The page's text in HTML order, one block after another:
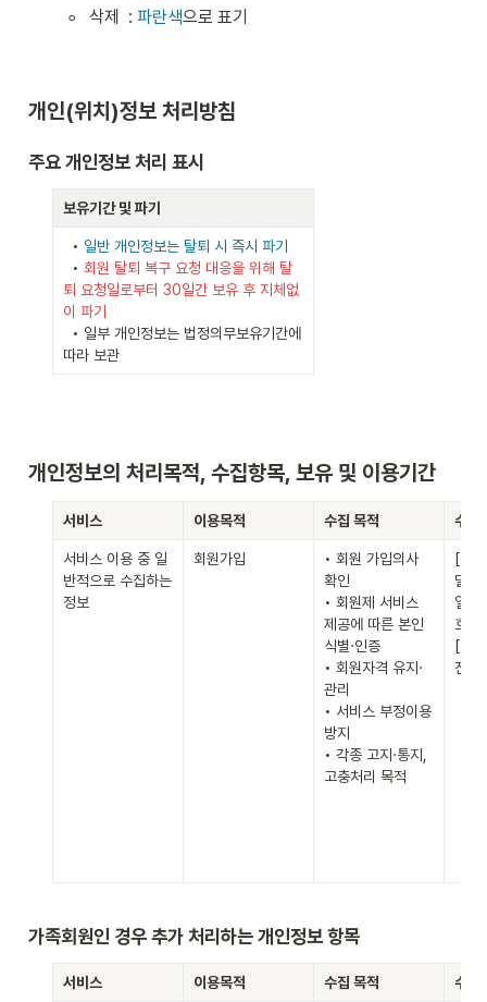
◦ 삭제  : 파란색으로 표기
개인(위치)정보 처리방침
주요 개인정보 처리 표시
보유기간 및 파기
  •
일반 개인정보는 탈퇴 시 즉시 파기
  •
회원 탈퇴 복구 요청 대응을 위해 탈
퇴 요청일로부터 30일간 보유 후 지체없
이 파기
따라 보관
개인정보의 처리목적, 수집항목, 보유 및 이용기간
서비스 이용목적 수집 목적 수집
서비스 이용 중 일
반적으로 수집하는
정보
회원가입
• 회원 가입의사
확인
• 회원제 서비스
제공에 따른 본인
식별·인증
• 회원자격 유지·
관리
• 서비스 부정이용
방지
• 각종 고지·통지,
고충처리 목적
[필
밀번
일
호,
[선
진
가족회원인 경우 추가 처리하는 개인정보 항목
서비스 이용목적 수집 목적 수집